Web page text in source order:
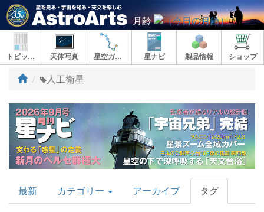
月齢
トピックス 天体写真 星空ガイド 星ナビ 製品情報 ショップ
ト
プ
人工衛星
AstroArts
最新 カテゴリー アーカイブ タグ